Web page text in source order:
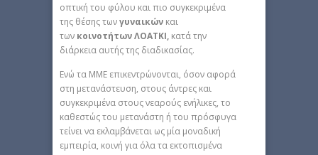
οπτική του φύλου και πιο συγκεκριμένα
της θέσης τωνγυναικών και
των κοινοτήτων ΛΟΑΤΚΙ, κατά την
διάρκεια αυτής της διαδικασίας.
Ενώ τα ΜΜΕ επικεντρώνονται, όσον αφορά
στη μετανάστευση, στους άντρες και
συγκεκριμένα στους νεαρούς ενήλικες, το
καθεστώς του μετανάστη ή του πρόσφυγα
τείνει να εκλαμβάνεται ως μία μοναδική
εμπειρία, κοινή για όλα τα εκτοπισμένα